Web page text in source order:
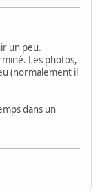
un peu.
Les photos,
(normalement il
dans un